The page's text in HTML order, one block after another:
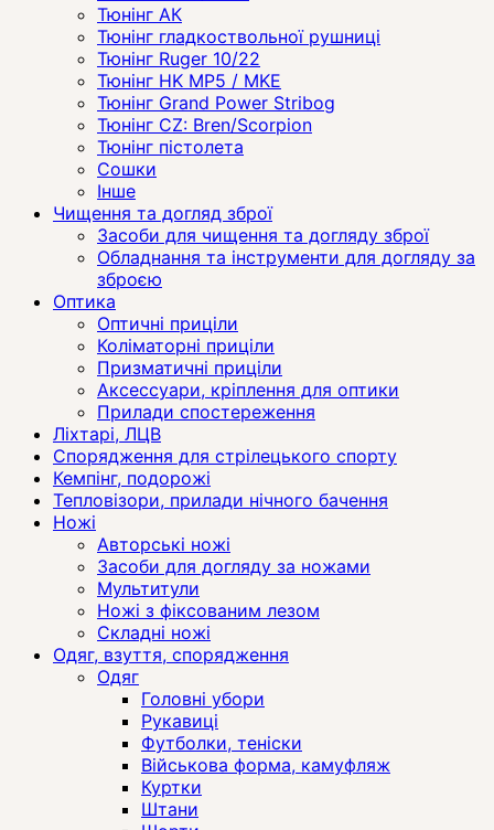
Тюнінг АК
Тюнінг гладкоствольної рушниці
Тюнінг Ruger 10/22
Тюнінг HK MP5 / MKE
Тюнінг Grand Power Stribog
Тюнінг CZ: Bren/Scorpion
Тюнінг пістолета
Сошки
Інше
Чищення та догляд зброї
Засоби для чищення та догляду зброї
Обладнання та інструменти для догляду за
зброєю
Оптика
Оптичні приціли
Коліматорні приціли
Призматичні приціли
Аксессуари, кріплення для оптики
Прилади спостереження
Ліхтарі, ЛЦВ
Спорядження для стрілецького спорту
Кемпінг, подорожі
Тепловізори, прилади нічного бачення
Ножі
Авторські ножі
Засоби для догляду за ножами
Мультитули
Ножі з фіксованим лезом
Складні ножі
Одяг, взуття, спорядження
Одяг
Головні убори
Рукавиці
Футболки, теніски
Військова форма, камуфляж
Куртки
Штани